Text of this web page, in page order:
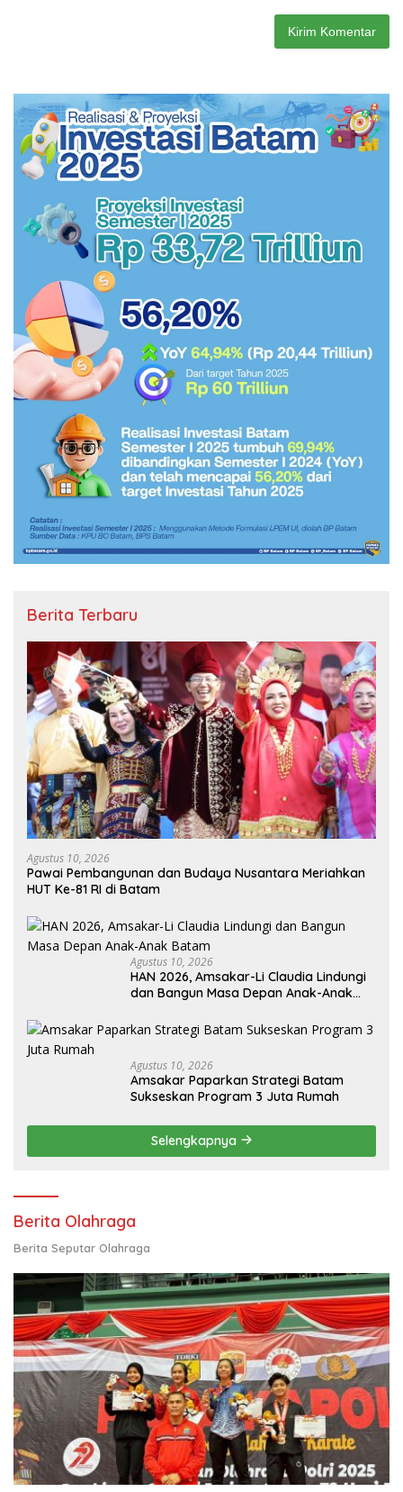
Berita Terbaru
Agustus 10, 2026
Pawai Pembangunan dan Budaya Nusantara Meriahkan
HUT Ke-81 RI di Batam
Agustus 10, 2026
HAN 2026, Amsakar-Li Claudia Lindungi
dan Bangun Masa Depan Anak-Anak
Agustus 10, 2026
Amsakar Paparkan Strategi Batam
Sukseskan Program 3 Juta Rumah
Selengkapnya
Berita Olahraga
Berita Seputar Olahraga